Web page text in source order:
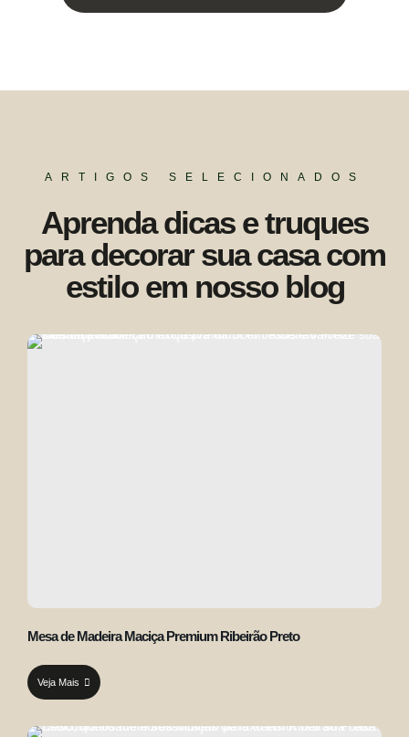
ARTIGOS SELECIONADOS
Aprenda dicas e truques
para decorar sua casa com
estilo em nosso blog
Mesa de Madeira Maciça Premium Ribeirão Preto
Veja Mais